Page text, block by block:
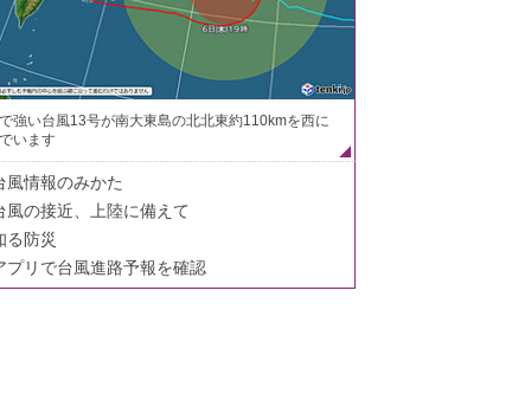
強い台風13号が南大東島の北北東約110kmを西に
います
風情報のみかた
風の接近、上陸に備えて
る防災
プリで台風進路予報を確認